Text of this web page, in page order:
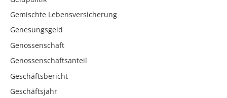
Gemischte Lebensversicherung
Genesungsgeld
Genossenschaft
Genossenschaftsanteil
Geschäftsbericht
Geschäftsjahr